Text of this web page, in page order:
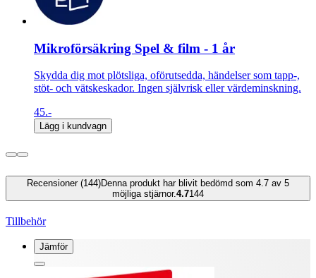
Mikroförsäkring Spel & film - 1 år
Skydda dig mot plötsliga, oförutsedda, händelser som tapp-,
stöt- och vätskeskador. Ingen självrisk eller värdeminskning.
45.-
Lägg i kundvagn
Recensioner (144)Denna produkt har blivit bedömd som 4.7 av 5
möjliga stjärnor.4.7144
Tillbehör
Jämför